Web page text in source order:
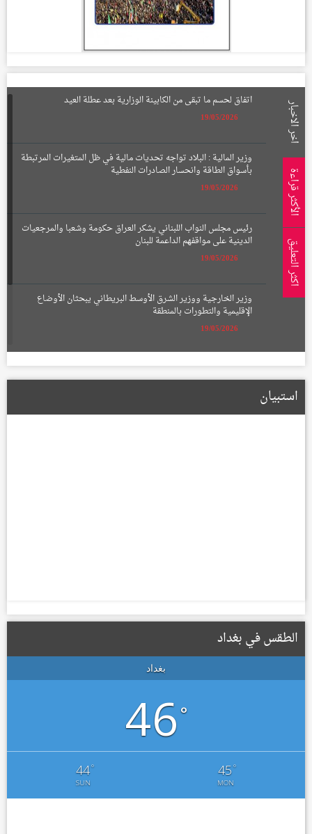
اتفاق لحسم ما تبقى من الكابينة الوزارية بعد عطلة العيد
19/05/2026
وزير المالية : البلاد تواجه تحديات مالية في ظل المتغيرات المرتبطة
بأسواق الطاقة وانحسار الصادرات النفطية
19/05/2026
رئيس مجلس النواب اللبناني يشكر العراق حكومة وشعبا والمرجعيات
الدينية على مواقفهم الداعمة للبنان
19/05/2026
وزير الخارجية ووزير الشرق الأوسط البريطاني يبحثان الأوضاع
الإقليمية والتطورات بالمنطقة
19/05/2026
الإعمار تعلن تشكيل لجان لتعويض أصحاب الأراضي المتأثرة بمسار
الطريق الحلقي الرابع
اخر الاخبار
الأكثر قراءة
اكثر التعليق
استبيان
الطقس في بغداد
بغداد
46°
44°
SUN
45°
MON